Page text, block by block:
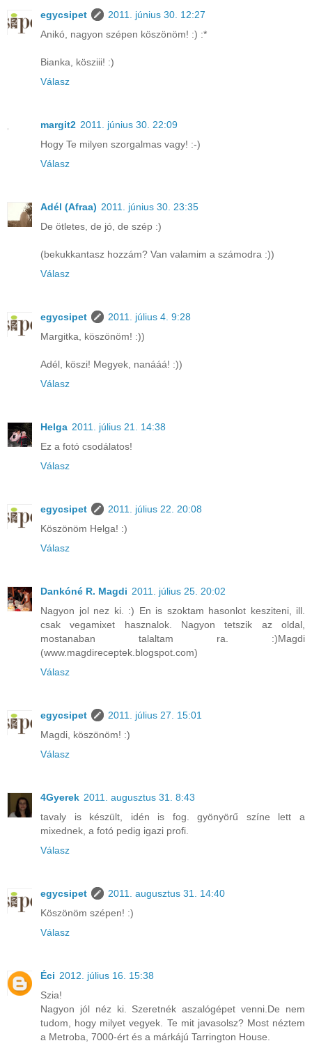
egycsipet
2011. június 30. 12:27
Anikó, nagyon szépen köszönöm! :) :*
Bianka, kösziii! :)
Válasz
margit2 2011. június 30. 22:09
Hogy Te milyen szorgalmas vagy! :-)
Válasz
Adél (Afraa) 2011. június 30. 23:35
De ötletes, de jó, de szép :)
(bekukkantasz hozzám? Van valamim a számodra :))
Válasz
egycsipet
2011. július 4. 9:28
Margitka, köszönöm! :))
Adél, köszi! Megyek, nanááá! :))
Válasz
Helga 2011. július 21. 14:38
Ez a fotó csodálatos!
Válasz
egycsipet
2011. július 22. 20:08
Köszönöm Helga! :)
Válasz
Dankóné R. Magdi 2011. július 25. 20:02
Nagyon jol nez ki. :) En is szoktam hasonlot kesziteni, ill.
csak vegamixet hasznalok. Nagyon tetszik az oldal,
mostanaban talaltam ra. :)Magdi
(www.magdireceptek.blogspot.com)
Válasz
egycsipet
2011. július 27. 15:01
Magdi, köszönöm! :)
Válasz
4Gyerek 2011. augusztus 31. 8:43
tavaly is készült, idén is fog. gyönyörű színe lett a
mixednek, a fotó pedig igazi profi.
Válasz
egycsipet
2011. augusztus 31. 14:40
Köszönöm szépen! :)
Válasz
Éci 2012. július 16. 15:38
Szia!
Nagyon jól néz ki. Szeretnék aszalógépet venni.De nem
tudom, hogy milyet vegyek. Te mit javasolsz? Most néztem
a Metroba, 7000-ért és a márkájú Tarrington House.